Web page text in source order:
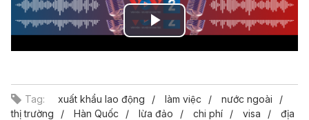
Play
Tag: xuất khẩu lao động làm việc
nước ngoài
thị trường
Hàn Quốc lừa đảo chi phí visa
địa